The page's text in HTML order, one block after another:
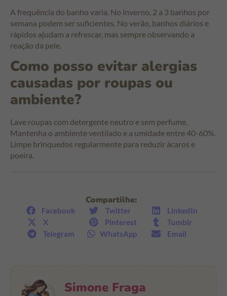
A frequência do banho varia. No inverno, 2 a 3 banhos por
semana podem ser suficientes. No verão, banhos diários e
rápidos ajudam a refrescar, mas sempre observando a
reação da pele.
Como posso evitar alergias
causadas por roupas ou
ambiente?
Lave roupas com detergente neutro e sem perfume.
Mantenha o ambiente ventilado e a umidade entre 40-60%.
Limpe brinquedos regularmente para reduzir ácaros e
poeira.
Compartilhe:
Facebook Twitter
LinkedIn
X
Pinterest
Tumblr
Telegram
WhatsApp Email
Simone Fraga